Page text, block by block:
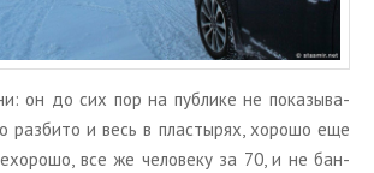
он до сих пор на пуб­ли­ке не по­ка­зы­ва­
раз­би­то и весь в пла­сты­рях, хо­ро­шо еще
все же че­ло­ве­ку за 70, и не бан­